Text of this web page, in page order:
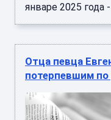
январе 2025 года
Отца певца
потерпевшим